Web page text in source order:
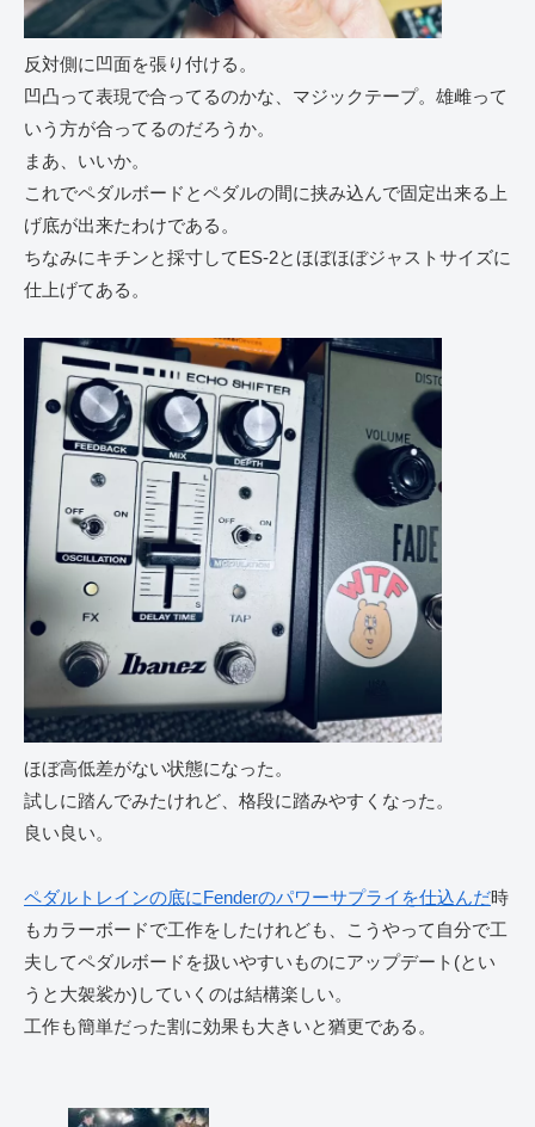
反対側に凹面を張り付ける。
凹凸って表現で合ってるのかな、マジックテープ。雄雌って
いう方が合ってるのだろうか。
まあ、いいか。
これでペダルボードとペダルの間に挟み込んで固定出来る上
げ底が出来たわけである。
ちなみにキチンと採寸してES-2とほぼほぼジャストサイズに
仕上げてある。
ほぼ高低差がない状態になった。
試しに踏んでみたけれど、格段に踏みやすくなった。
良い良い。
ペダルトレインの底にFenderのパワーサプライを仕込んだ時
もカラーボードで工作をしたけれども、こうやって自分で工
夫してペダルボードを扱いやすいものにアップデート(とい
うと大袈裟か)していくのは結構楽しい。
工作も簡単だった割に効果も大きいと猶更である。